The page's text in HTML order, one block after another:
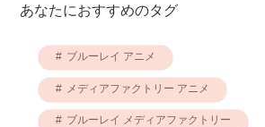
あなたにおすすめのタグ
ブルーレイ アニメ
メディアファクトリー アニメ
ブルーレイ メディアファクトリー